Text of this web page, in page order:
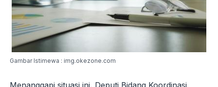
Gambar Istimewa : img.okezone.com
Menanggapi situasi ini, Deputi Bidang Koordinasi